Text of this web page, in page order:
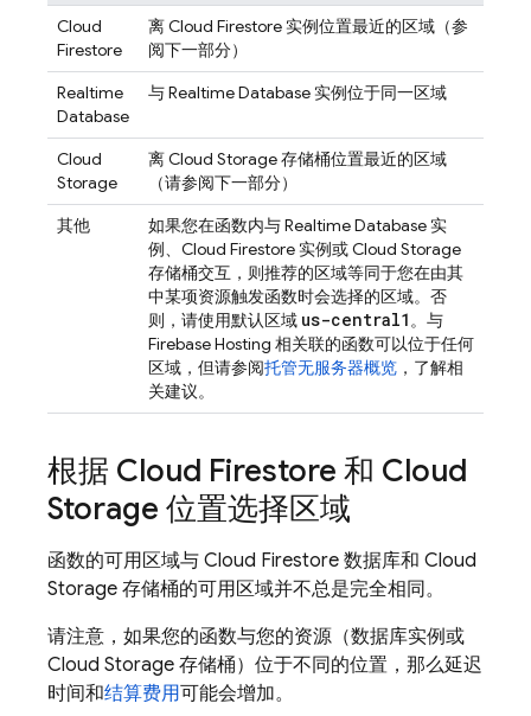
Cloud
Firestore
离Cloud Firestore 实例位置最近的区域（参
阅下一部分）
Realtime
Database
与Realtime Database 实例位于同一区域
Cloud
Storage
离Cloud Storage存储桶位置最近的区域
（请参阅下一部分）
其他
如果您在函数内与Realtime Database 实
例、 Cloud Firestore 实例或Cloud Storage
存储桶交互，则推荐的区域等同于您在由其
中某项资源触发函数时会选择的区域。否
则，请使用默认区域 us-central1。与
Firebase Hosting 相关联的函数可以位于任何
区域，但请参阅托管无服务器概览 ，了解相
关建议。
根据 Cloud Firestore 和 Cloud
Storage 位置选择区域
函数的可用区域与 Cloud Firestore 数据库和 Cloud
Storage 存储桶的可用区域并不总是完全相同。
请注意，如果您的函数与您的资源（数据库实例或
Cloud Storage 存储桶）位于不同的位置，那么延迟
时间和结算费用可能会增加。